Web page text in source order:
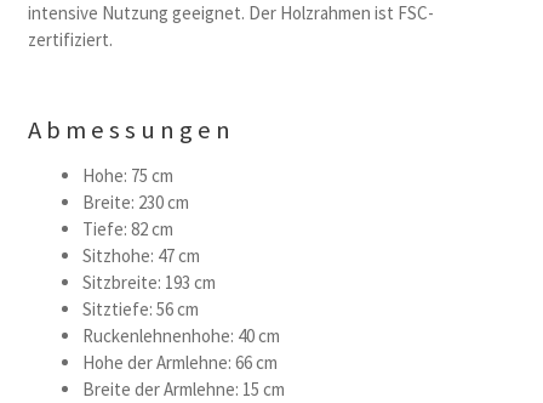
intensive Nutzung geeignet. Der Holzrahmen ist FSC-
zertifiziert.
Abmessungen
Hohe: 75 cm
Breite: 230 cm
Tiefe: 82 cm
Sitzhohe: 47 cm
Sitzbreite: 193 cm
Sitztiefe: 56 cm
Ruckenlehnenhohe: 40 cm
Hohe der Armlehne: 66 cm
Breite der Armlehne: 15 cm